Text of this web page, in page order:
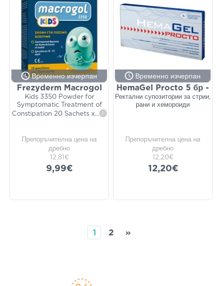
Временно изчерпан
Frezyderm Macrogol
Kids 3350 Powder for
Symptomatic Treatment of
Constipation 20 Sachets x... i
Препоръчителна цена на
дребно
12,81€
9,99€
Временно изчерпан
HemaGel Procto 5 бр -
Ректални супозитории за стрии,
рани и хемороиди
Препоръчителна цена на
дребно
12,20€
12,20€
1 2 »